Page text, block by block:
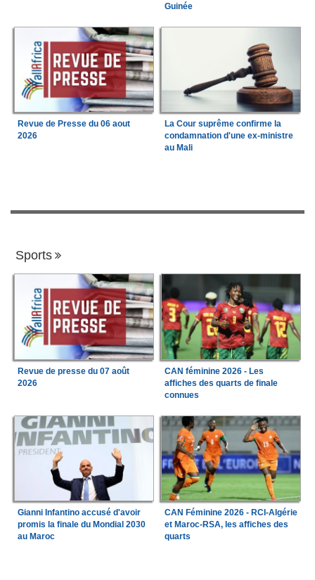
Guinée
Revue de Presse du 06 aout
2026
La Cour suprême confirme la
condamnation d'une ex-ministre
au Mali
Sports
Revue de presse du 07 août
2026
CAN féminine 2026 - Les
affiches des quarts de finale
connues
Gianni Infantino accusé d'avoir
promis la finale du Mondial 2030
au Maroc
CAN Féminine 2026 - RCI-Algérie
et Maroc-RSA, les affiches des
quarts